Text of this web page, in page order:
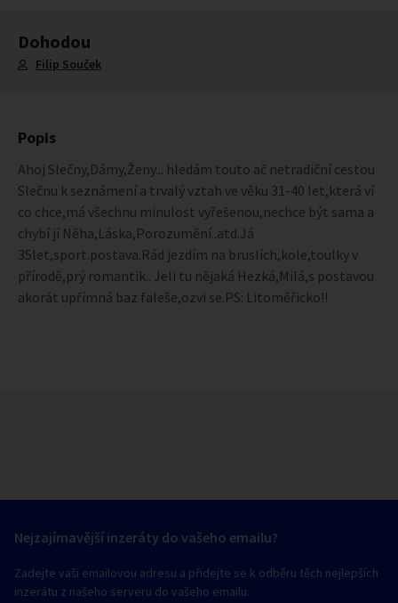
Dohodou
Filip Souček
Popis
Ahoj Slečny,Dámy,Ženy... hledám touto ač netradiční cestou
Slečnu k seznámení a trvalý vztah ve věku 31-40 let,která ví
co chce,má všechnu minulost vyřešenou,nechce být sama a
chybí jí Něha,Láska,Porozumění..atd.Já
35let,sport.postava.Rád jezdím na bruslích,kole,toulky v
přírodě,prý romantik.. Jeli tu nějaká Hezká,Milá,s postavou
akorát upřímná baz faleše,ozvi se.PS: Litoměřicko!!
Nejzajímavější inzeráty do vašeho emailu?
Zadejte vaši emailovou adresu a přidejte se k odběru těch nejlepších
inzerátu z našeho serveru do vašeho emailu.